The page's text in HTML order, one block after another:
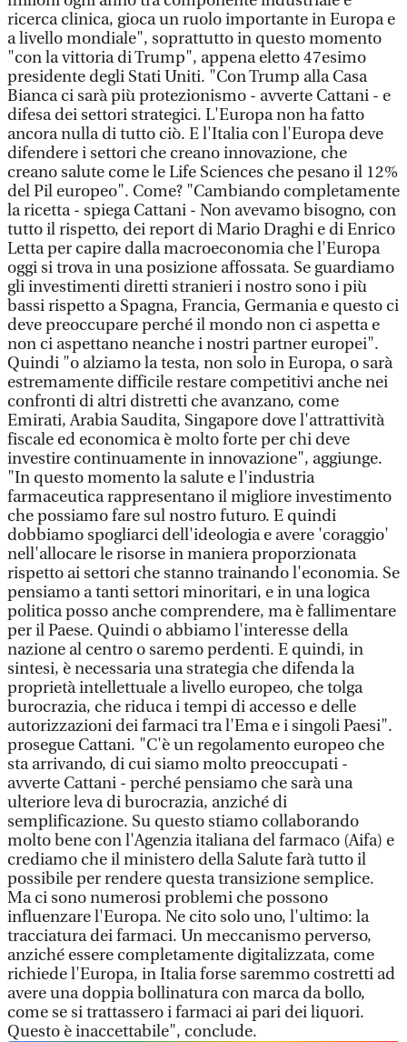
ricerca clinica, gioca un ruolo importante in Europa e
a livello mondiale", soprattutto in questo momento
"con la vittoria di Trump", appena eletto 47esimo
presidente degli Stati Uniti. "Con Trump alla Casa
Bianca ci sarà più protezionismo - avverte Cattani - e
difesa dei settori strategici. L'Europa non ha fatto
ancora nulla di tutto ciò. E l'Italia con l'Europa deve
difendere i settori che creano innovazione, che
creano salute come le Life Sciences che pesano il 12%
del Pil europeo". Come? "Cambiando completamente
la ricetta - spiega Cattani - Non avevamo bisogno, con
tutto il rispetto, dei report di Mario Draghi e di Enrico
Letta per capire dalla macroeconomia che l'Europa
oggi si trova in una posizione affossata. Se guardiamo
gli investimenti diretti stranieri i nostro sono i più
bassi rispetto a Spagna, Francia, Germania e questo ci
deve preoccupare perché il mondo non ci aspetta e
non ci aspettano neanche i nostri partner europei".
Quindi "o alziamo la testa, non solo in Europa, o sarà
estremamente difficile restare competitivi anche nei
confronti di altri distretti che avanzano, come
Emirati, Arabia Saudita, Singapore dove l'attrattività
fiscale ed economica è molto forte per chi deve
investire continuamente in innovazione", aggiunge.
"In questo momento la salute e l'industria
farmaceutica rappresentano il migliore investimento
che possiamo fare sul nostro futuro. E quindi
dobbiamo spogliarci dell'ideologia e avere 'coraggio'
nell'allocare le risorse in maniera proporzionata
rispetto ai settori che stanno trainando l'economia. Se
pensiamo a tanti settori minoritari, e in una logica
politica posso anche comprendere, ma è fallimentare
per il Paese. Quindi o abbiamo l'interesse della
nazione al centro o saremo perdenti. E quindi, in
sintesi, è necessaria una strategia che difenda la
proprietà intellettuale a livello europeo, che tolga
burocrazia, che riduca i tempi di accesso e delle
autorizzazioni dei farmaci tra l'Ema e i singoli Paesi".
prosegue Cattani. "C'è un regolamento europeo che
sta arrivando, di cui siamo molto preoccupati -
avverte Cattani - perché pensiamo che sarà una
ulteriore leva di burocrazia, anziché di
semplificazione. Su questo stiamo collaborando
molto bene con l'Agenzia italiana del farmaco (Aifa) e
crediamo che il ministero della Salute farà tutto il
possibile per rendere questa transizione semplice.
Ma ci sono numerosi problemi che possono
influenzare l'Europa. Ne cito solo uno, l'ultimo: la
tracciatura dei farmaci. Un meccanismo perverso,
anziché essere completamente digitalizzata, come
richiede l'Europa, in Italia forse saremmo costretti ad
avere una doppia bollinatura con marca da bollo,
come se si trattassero i farmaci ai pari dei liquori.
Questo è inaccettabile", conclude.